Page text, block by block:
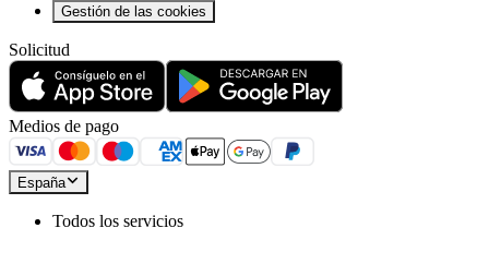
Gestión de las cookies
Solicitud
Medios de pago
España
Todos los servicios